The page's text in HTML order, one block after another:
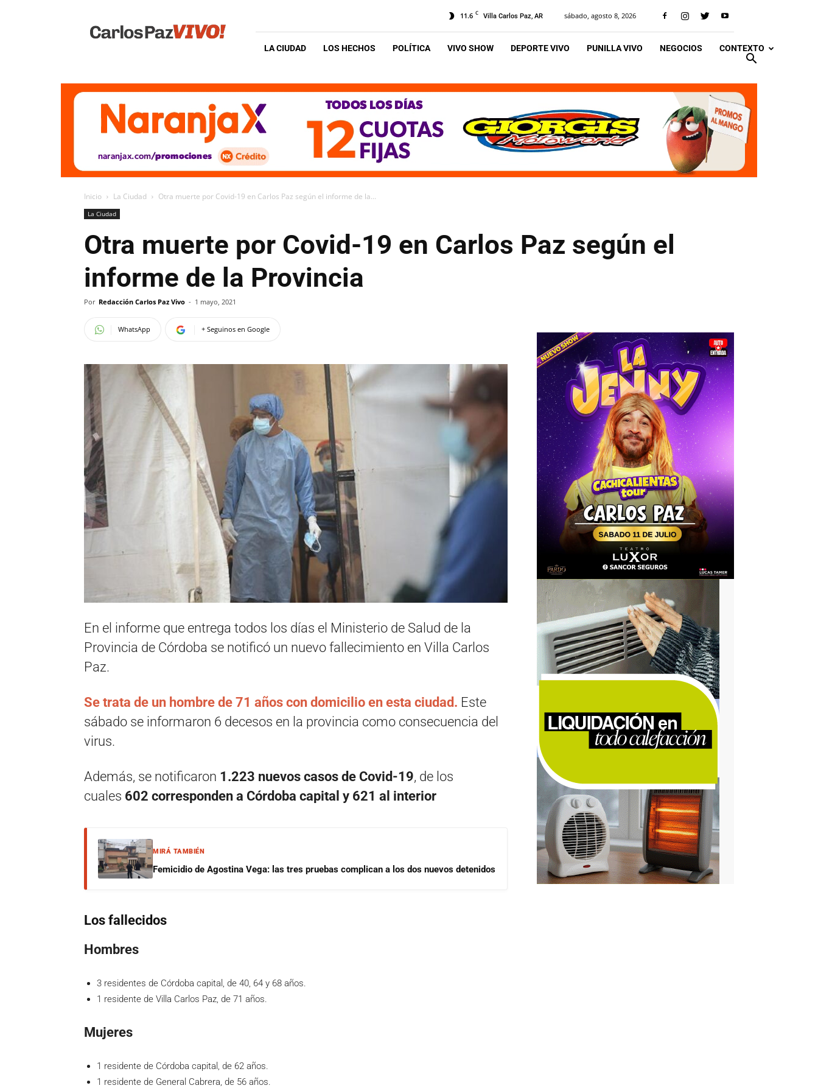
Vivo
11.6 C Villa Carlos Paz, AR sábado, agosto 8, 2026
LA CIUDAD LOS HECHOS POLÍTICA VIVO SHOW DEPORTE VIVO PUNILLA VIVO NEGOCIOS CONTEXTO
Inicio La Ciudad Otra muerte por Covid-19 en Carlos Paz según el informe de la...
La Ciudad
Otra muerte por Covid-19 en Carlos Paz según el
informe de la Provincia
Por Redacción Carlos Paz Vivo - 1 mayo, 2021
WhatsApp + Seguinos en Google
En el informe que entrega todos los días el Ministerio de Salud de la
Provincia de Córdoba se notificó un nuevo fallecimiento en Villa Carlos
Paz.
Se trata de un hombre de 71 años con domicilio en esta ciudad. Este
sábado se informaron 6 decesos en la provincia como consecuencia del
virus.
Además, se notificaron 1.223 nuevos casos de Covid-19, de los
cuales 602 corresponden a Córdoba capital y 621 al interior
MIRÁ TAMBIÉN
Femicidio de Agostina Vega: las tres pruebas complican a los dos nuevos detenidos
Los fallecidos
Hombres
3 residentes de Córdoba capital, de 40, 64 y 68 años.
1 residente de Villa Carlos Paz, de 71 años.
Mujeres
1 residente de Córdoba capital, de 62 años.
1 residente de General Cabrera, de 56 años.